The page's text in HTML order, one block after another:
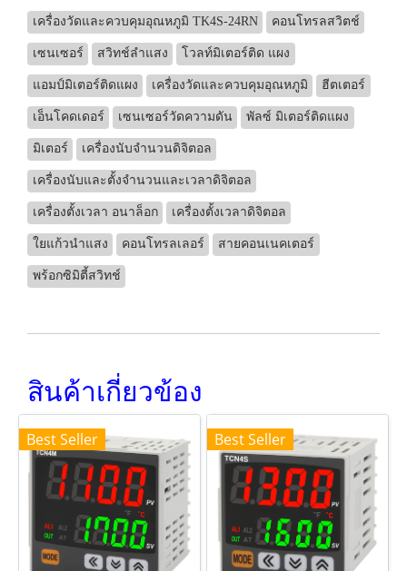
เครื่องวัดและควบคุมอุณหภูมิ TK4S-24RN คอนโทรลสวิตช์
เซนเซอร์ สวิทช์ลำแสง โวลท์มิเตอร์ติด แผง
แอมป์มิเตอร์ติดแผง เครื่องวัดและควบคุมอุณหภูมิ ฮีตเตอร์
เอ็นโคดเดอร์ เซนเซอร์วัดความดัน พัลซ์ มิเตอร์ติดแผง
มิเตอร์ เครื่องนับจำนวนดิจิตอล
เครื่องนับและตั้งจำนวนและเวลาดิจิตอล
เครื่องตั้งเวลา อนาล็อก เครื่องตั้งเวลาดิจิตอล
ใยแก้วนำแสง คอนโทรลเลอร์ สายคอนเนคเตอร์
พร้อกซิมิตี้สวิทช์
สินค้าเกี่ยวข้อง
Best Seller Best Seller